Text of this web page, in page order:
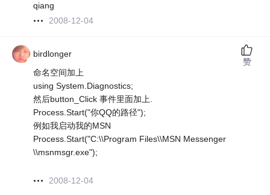
qiang
2008-12-04
birdlonger
命名空间加上
using System.Diagnostics;
然后button_Click 事件里面加上.
Process.Start("你QQ的路径");
例如我启动我的MSN
Process.Start("C:\\Program Files\\MSN Messenger
\\msnmsgr.exe");
2008-12-04
赞